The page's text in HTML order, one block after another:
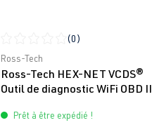
Note moyenne de 0 sur 5 étoiles
(0)
Ross-Tech
Ross-Tech HEX-NET VCDS®
Outil de diagnostic WiFi OBD II
Prêt à être expédié !